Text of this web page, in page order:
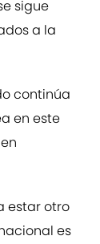
sigue
a la
continúa
en este
estar otro
es